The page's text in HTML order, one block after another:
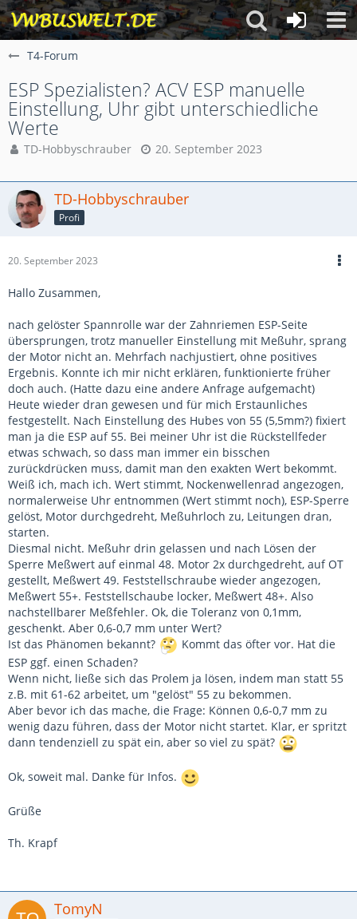
T4-Forum
ESP Spezialisten? ACV ESP manuelle
Einstellung, Uhr gibt unterschiedliche
Werte
TD-Hobbyschrauber 20. September 2023
TD-Hobbyschrauber
Profi
20. September 2023
Hallo Zusammen,
nach gelöster Spannrolle war der Zahnriemen ESP-Seite
übersprungen, trotz manueller Einstellung mit Meßuhr, sprang
der Motor nicht an. Mehrfach nachjustiert, ohne positives
Ergebnis. Konnte ich mir nicht erklären, funktionierte früher
doch auch. (Hatte dazu eine andere Anfrage aufgemacht)
Heute wieder dran gewesen und für mich Erstaunliches
festgestellt. Nach Einstellung des Hubes von 55 (5,5mm?) fixiert
man ja die ESP auf 55. Bei meiner Uhr ist die Rückstellfeder
etwas schwach, so dass man immer ein bisschen
zurückdrücken muss, damit man den exakten Wert bekommt.
Weiß ich, mach ich. Wert stimmt, Nockenwellenrad angezogen,
normalerweise Uhr entnommen (Wert stimmt noch), ESP-Sperre
gelöst, Motor durchgedreht, Meßuhrloch zu, Leitungen dran,
starten.
Diesmal nicht. Meßuhr drin gelassen und nach Lösen der
Sperre Meßwert auf einmal 48. Motor 2x durchgedreht, auf OT
gestellt, Meßwert 49. Feststellschraube wieder angezogen,
Meßwert 55+. Feststellschaube locker, Meßwert 48+. Also
nachstellbarer Meßfehler. Ok, die Toleranz von 0,1mm,
geschenkt. Aber 0,6-0,7 mm unter Wert?
Ist das Phänomen bekannt?
Kommt das öfter vor. Hat die
ESP ggf. einen Schaden?
Wenn nicht, ließe sich das Prolem ja lösen, indem man statt 55
z.B. mit 61-62 arbeitet, um "gelöst" 55 zu bekommen.
Aber bevor ich das mache, die Frage: Können 0,6-0,7 mm zu
wenig dazu führen, dass der Motor nicht startet. Klar, er spritzt
dann tendenziell zu spät ein, aber so viel zu spät?
Ok, soweit mal. Danke für Infos.
Grüße
Th. Krapf
TomyN